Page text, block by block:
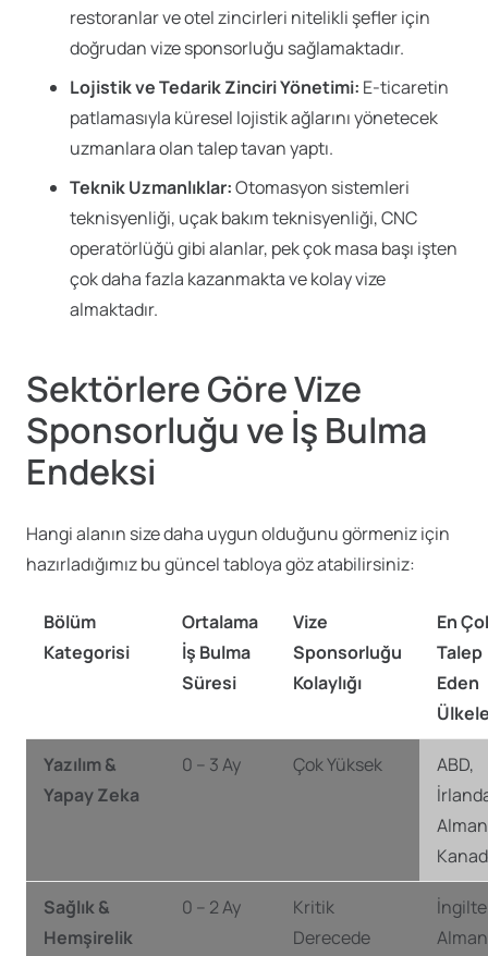
restoranlar ve otel zincirleri nitelikli şefler için
doğrudan vize sponsorluğu sağlamaktadır.
Lojistik ve Tedarik Zinciri Yönetimi: E-ticaretin
patlamasıyla küresel lojistik ağlarını yönetecek
uzmanlara olan talep tavan yaptı.
Teknik Uzmanlıklar:Otomasyon sistemleri
teknisyenliği, uçak bakım teknisyenliği, CNC
operatörlüğü gibi alanlar, pek çok masa başı işten
çok daha fazla kazanmakta ve kolay vize
almaktadır.
Sektörlere Göre Vize
Sponsorluğu ve İş Bulma
Endeksi
Hangi alanın size daha uygun olduğunu görmeniz için
hazırladığımız bu güncel tabloya göz atabilirsiniz:
Bölüm
Kategorisi
Ortalama
İş Bulma
Süresi
Vize
Sponsorluğu
Kolaylığı
En
Talep
Eden
Yazılım &
Yapay Zeka
0 – 3 Ay Çok Yüksek
ABD,
Sağlık &
Hemşirelik
0 – 2 Ay
Kritik
Derecede